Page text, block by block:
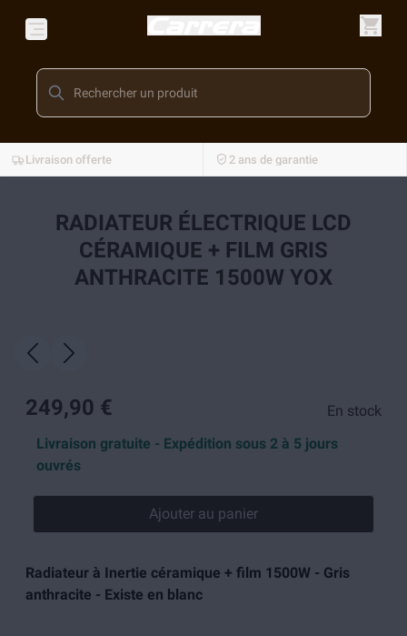
Livraison offerte 2 ans de garantie
RADIATEUR ÉLECTRIQUE LCD
CÉRAMIQUE + FILM GRIS
ANTHRACITE 1500W YOX
249,90 €
En stock
Livraison gratuite - Expédition sous 2 à 5 jours
ouvrés
Ajouter au panier
Radiateur à Inertie céramique + film 1500W - Gris
anthracite - Existe en blanc